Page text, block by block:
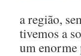
a região,
tivemos a
um enorme